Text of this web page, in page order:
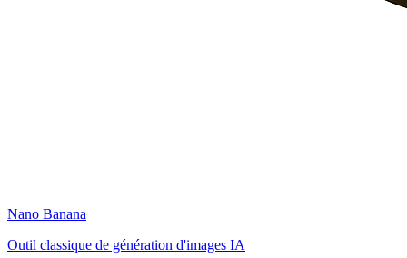
Nano Banana
Outil classique de génération d'images IA